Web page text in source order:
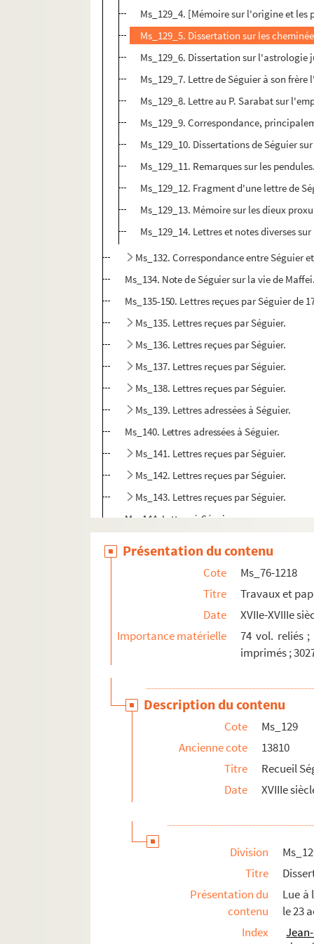
Ms_129_4. [Mémoire sur l'origine et
Ms_129_5. Dissertation sur les
Ms_129_6. Dissertation sur l'astrologie
Ms_129_7. Lettre de Séguier à son
Ms_129_8. Lettre au P. Sarabat sur
Ms_129_9. Correspondance,
Ms_129_10. Dissertations de Séguier
Ms_129_11. Remarques sur les
Ms_129_12. Fragment d'une lettre de
Ms_129_13. Mémoire sur les dieux
Ms_129_14. Lettres et notes diverses
Ms_132. Correspondance entre Séguier
Ms_134. Note de Séguier sur la vie de
Ms_135-150. Lettres reçues par Séguier de
Ms_135. Lettres reçues par Séguier.
Ms_136. Lettres reçues par Séguier.
Ms_137. Lettres reçues par Séguier.
Ms_138. Lettres reçues par Séguier.
Ms_139. Lettres adressées à Séguier.
Ms_140. Lettres adressées à Séguier.
Ms_141. Lettres reçues par Séguier.
Ms_142. Lettres reçues par Séguier.
Ms_143. Lettres reçues par Séguier.
Ms_144. Lettres à Séguier.
Ms_150. Médailles antiques.
Ms_249. Recueil de lettres adressées à
Ms_251. Catalogues.
Ms_256. Recueil de dessins d'histoire
Ms_286. « Catalogue des collections
Ms_287. « Mœurs, coutumes et commerce
Ms_296. Recueil d'inscriptions et
Ms_297. « Notes prises par M. Séguier
Ms_299. Notes sur la langue hébraïque.
Ms_304. Amphithéâtre de Nîmes.
Ms_309. Lettres au docteur Allione de Turin.
Présentation du contenu
Cote
Ms_76-1218
Titre
Travaux et
Date
XVIIe-XVIIIe
Importance matérielle
74 vol. reliés ;
imprimés ;
Description du contenu
Cote
Ms_129
Ancienne cote
13810
Titre
Recueil
Date
XVIIIe
Division
Titre
Présentation du
contenu
Lue à
le 23
Index